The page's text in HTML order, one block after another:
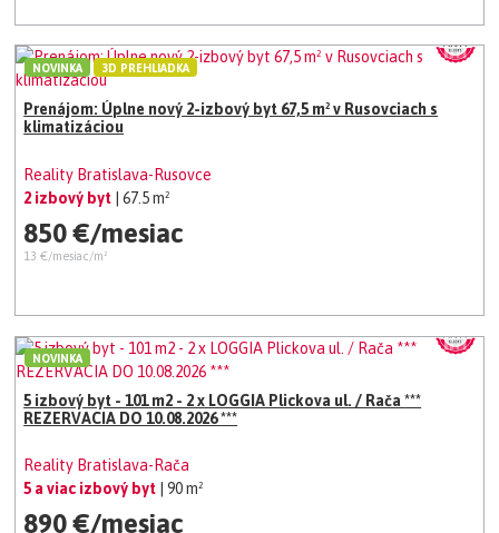
Prenájom: Úplne nový 2-izbový byt 67,5 m² v Rusovciach s
klimatizáciou
Reality Bratislava-Rusovce
2 izbový byt
| 67.5 m²
850 €/mesiac
13 €/mesiac/m²
NOVINKA 3D PREHLIADKA
5 izbový byt - 101 m2 - 2 x LOGGIA Plickova ul. / Rača ***
REZERVACIA DO 10.08.2026 ***
Reality Bratislava-Rača
5 a viac izbový byt
| 90 m²
890 €/mesiac
NOVINKA